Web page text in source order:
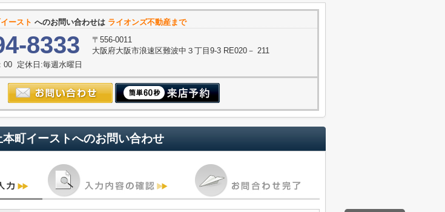
ースト へのお問い合わせは ライオンズ不動産まで
8333
〒556-0011
大阪府大阪市浪速区難波中３丁目9-3 RE020－ 211
00 定休日:毎週水曜日
町イーストへのお問い合わせ